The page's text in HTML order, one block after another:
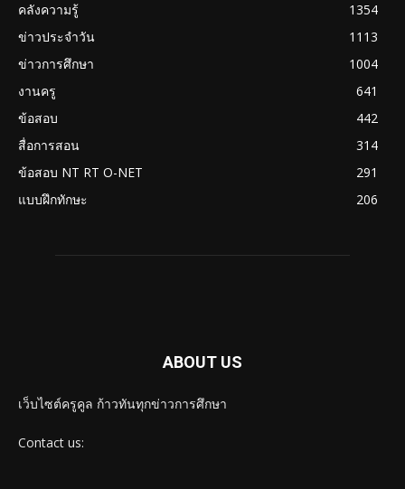
คลังความรู้
1354
ข่าวประจำวัน
1113
ข่าวการศึกษา
1004
งานครู
641
ข้อสอบ
442
สื่อการสอน
314
ข้อสอบ NT RT O-NET
291
แบบฝึกทักษะ
206
ABOUT US
เว็บไซต์ครูคูล ก้าวทันทุกข่าวการศึกษา
Contact us: